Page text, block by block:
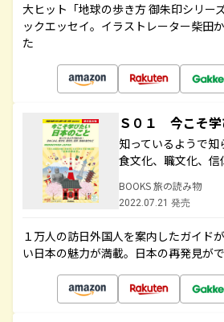
大ヒット「地球の歩き方 御朱印シリー
ックエッセイ。イラストレーター柴田
た
Ｓ０１ 今こそ学
知っているようで
食文化、職文化、
BOOKS 旅の読み物
2022.07.21 発売
１万人の訪日外国人を案内したガイド
い日本の魅力が満載。日本の再発見が